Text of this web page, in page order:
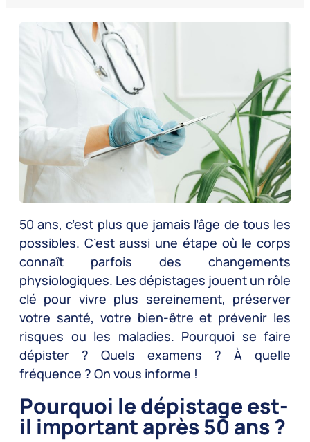
50 ans, c’est plus que jamais l’âge de tous les
possibles. C’est aussi une étape où le corps
connaît parfois des changements
physiologiques. Les dépistages jouent un rôle
clé pour vivre plus sereinement, préserver
votre santé, votre bien-être et prévenir les
risques ou les maladies. Pourquoi se faire
dépister ? Quels examens ? À quelle
fréquence ? On vous informe !
Pourquoi le dépistage est-
il important après 50 ans ?